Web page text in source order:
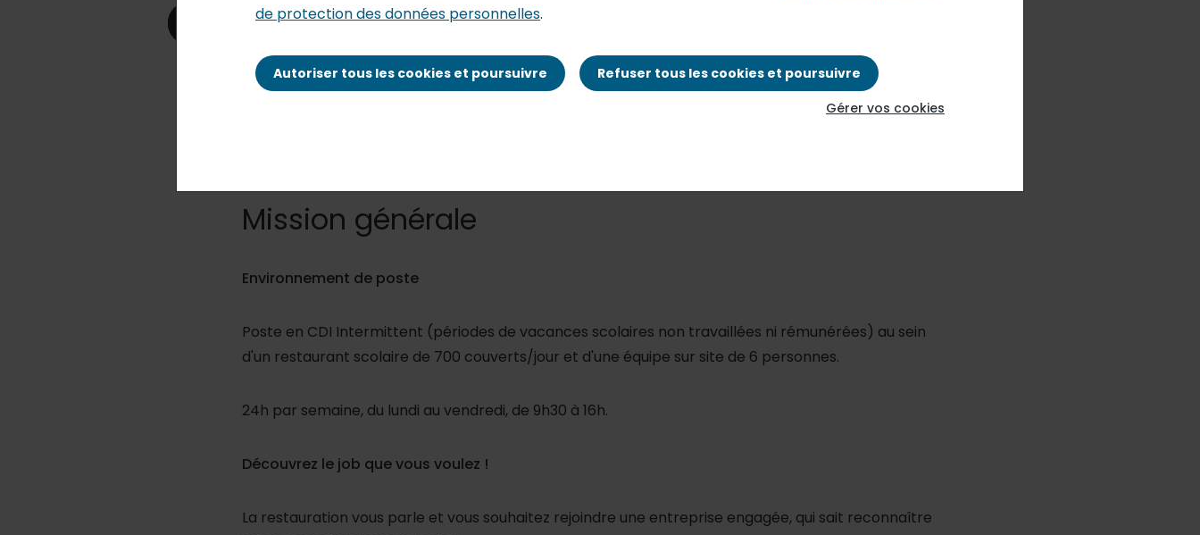
Postuler à cette offre
Mission générale
Environnement de poste
Poste en CDI Intermittent (périodes de vacances scolaires non travaillées ni rémunérées) au sein
d'un restaurant scolaire de 700 couverts/jour et d'une équipe sur site de 6 personnes.
24h par semaine, du lundi au vendredi, de 9h30 à 16h.
Découvrez le job que vous voulez !
La restauration vous parle et vous souhaitez rejoindre une entreprise engagée, qui sait reconnaître
de protection des données personnelles.
Autoriser tous les cookies et poursuivre
Refuser tous les cookies et poursuivre
Gérer vos cookies